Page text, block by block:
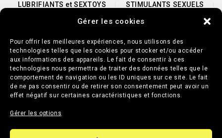
Gérer les cookies
Pour offrir les meilleures expériences, nous utilisons des
technologies telles que les cookies pour stocker et/ou accéder
aux informations des appareils. Le fait de consentir à ces
technologies nous permettra de traiter des données telles que le
comportement de navigation ou les ID uniques sur ce site. Le fait
de ne pas consentir ou de retirer son consentement peut avoir un
effet négatif sur certaines caractéristiques et fonctions.
Gérer les options
LUBRIFIANTS et SEXTOYS
STIMULANTS SEXUELS
PROMOTIONS POPPERS & SEXTOYS
Mentions légales
Conditions générales de vente
Paiements sécurisés 🔒
Politique de cookies (UE)